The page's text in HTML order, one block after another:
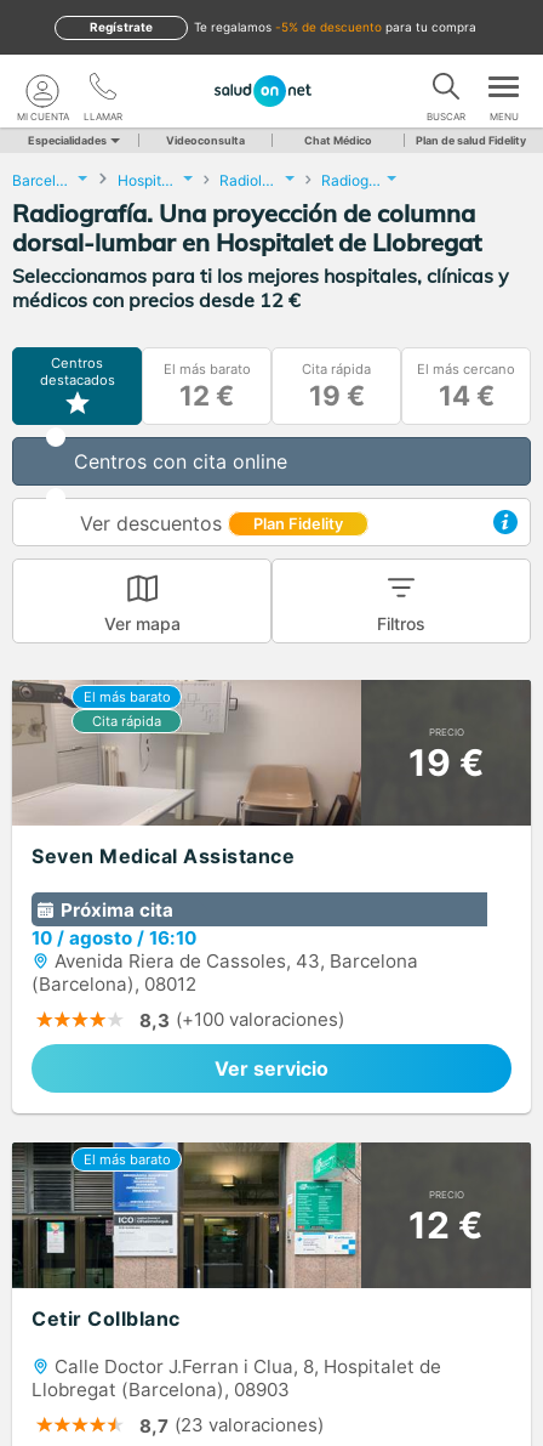
te regalamos -5% de descuento para tu compra
Regístrate
LLAMAR
MI CUENTA BUSCAR MENU
Especialidades Videoconsulta Chat Médico Plan de salud Fidelity
Barcelona Hospitalet de Llobregat Radiología Radiografía. Una proyección de columna dorsal-lumbar
Radiografía. Una proyección de columna
dorsal-lumbar en Hospitalet de Llobregat
Seleccionamos para ti los mejores hospitales, clínicas y
médicos con precios desde 12 €
Centros
destacados
El más barato
12 €
Cita rápida
19 €
El más cercano
14 €
Centros con cita online
Ver descuentos Plan Fidelity
Ver mapa Filtros
PRECIO
19 €
Seven Medical Assistance
Próxima cita
10 / agosto / 16:10
Avenida Riera de Cassoles, 43, Barcelona
(Barcelona), 08012
8,3 (+100 valoraciones)
Ver servicio
PRECIO
12 €
Cetir Collblanc
Calle Doctor J.Ferran i Clua, 8, Hospitalet de
Llobregat (Barcelona), 08903
8,7 (23 valoraciones)